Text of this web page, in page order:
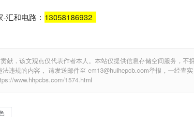
汇和电路： 13058186932
献，该文观点仅代表作者本人。本站仅提供信息存储空间服务，不
违规的内容， 请发送邮件至 em13@huihepcb.com举报，一经查实
www.hhpcbs.com/1574.html